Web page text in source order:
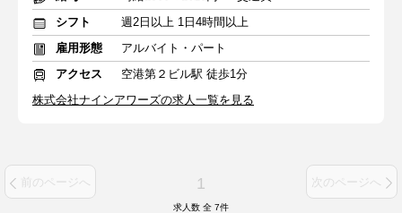
シフト
週2日以上 1日4時間以上
雇用形態
アルバイト・パート
アクセス
空港第２ビル駅 徒歩1分
株式会社ナインアワーズの求人一覧を見る
前のページへ 1 次のページへ
求人数 全 7件